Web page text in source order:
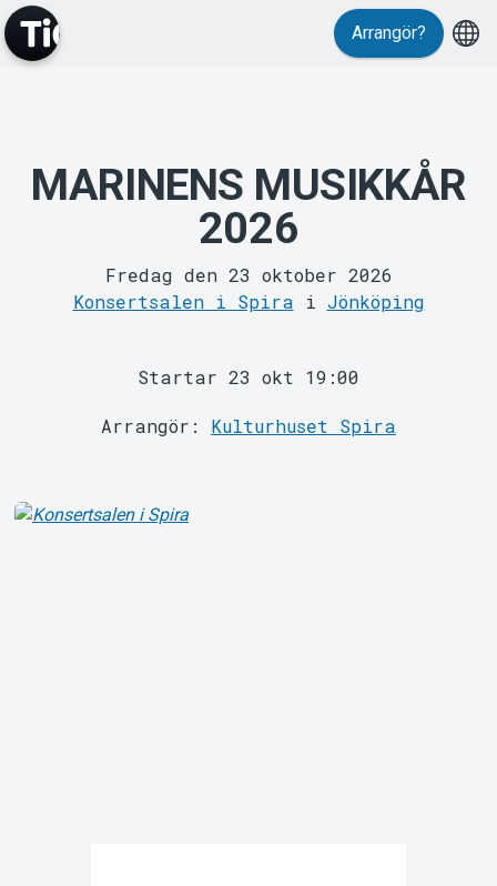
MyTickster
Arrangör?
MARINENS MUSIKKÅR
2026
Fredag den 23 oktober 2026
Konsertsalen i Spira i Jönköping
Startar 23 okt 19:00
Arrangör: Kulturhuset Spira